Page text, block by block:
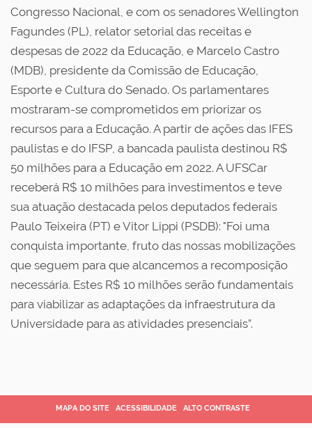
Congresso Nacional, e com os senadores Wellington
Fagundes (PL), relator setorial das receitas e
despesas de 2022 da Educação, e Marcelo Castro
(MDB), presidente da Comissão de Educação,
Esporte e Cultura do Senado. Os parlamentares
mostraram-se comprometidos em priorizar os
recursos para a Educação. A partir de ações das IFES
paulistas e do IFSP, a bancada paulista destinou R$
50 milhões para a Educação em 2022. A UFSCar
receberá R$ 10 milhões para investimentos e teve
sua atuação destacada pelos deputados federais
Paulo Teixeira (PT) e Vitor Lippi (PSDB): "Foi uma
conquista importante, fruto das nossas mobilizações
que seguem para que alcancemos a recomposição
necessária. Estes R$ 10 milhões serão fundamentais
para viabilizar as adaptações da infraestrutura da
Universidade para as atividades presenciais”.
MAPA DO SITE ACESSIBILIDADE ALTO CONTRASTE